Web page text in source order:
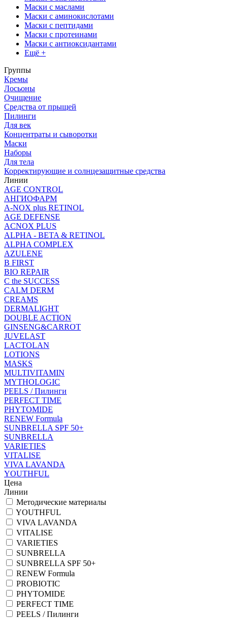
Маски с маслами
Маски с аминокислотами
Маски с пептидами
Маски с протеинами
Маски с антиоксидантами
Ещё +
Группы
Кремы
Лосьоны
Очищение
Средства от прыщей
Пилинги
Для век
Концентраты и сыворотки
Маски
Наборы
Для тела
Корректирующие и солнцезащитные средства
Линии
AGE CONTROL
АНГИОФАРМ
A-NOX plus RETINOL
AGE DEFENSE
ACNOX PLUS
ALPHA - BETA & RETINOL
ALPHA COMPLEX
AZULENE
B FIRST
BIO REPAIR
C the SUCCESS
CALM DERM
CREAMS
DERMALIGHT
DOUBLE ACTION
GINSENG&CARROT
JUVELAST
LACTOLAN
LOTIONS
MASKS
MULTIVITAMIN
MYTHOLOGIC
PEELS / Пилинги
PERFECT TIME
PHYTOMIDE
RENEW Formula
SUNBRELLA SPF 50+
SUNBRELLA
VARIETIES
VITALISE
VIVA LAVANDA
YOUTHFUL
Цена
Линии
Методические материалы
YOUTHFUL
VIVA LAVANDA
VITALISE
VARIETIES
SUNBRELLA
SUNBRELLA SPF 50+
RENEW Formula
PROBIOTIC
PHYTOMIDE
PERFECT TIME
PEELS / Пилинги